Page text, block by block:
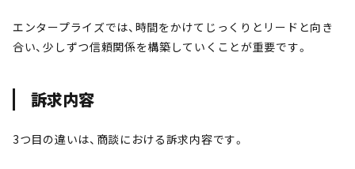
エンタープライズでは、時間をかけてじっくりとリードと向き
合い、少しずつ信頼関係を構築していくことが重要です。
訴求内容
3つ目の違いは、商談における訴求内容です。